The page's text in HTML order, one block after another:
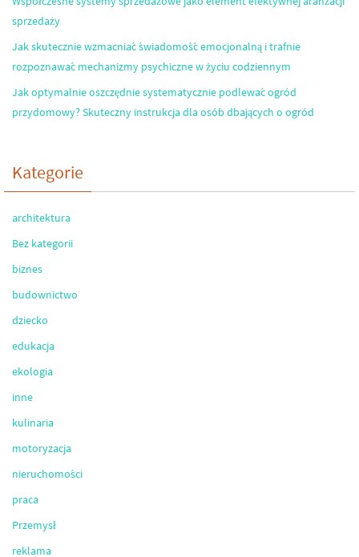
sprzedaży
Jak skutecznie wzmacniać świadomość emocjonalną i trafnie
rozpoznawać mechanizmy psychiczne w życiu codziennym
Jak optymalnie oszczędnie systematycznie podlewać ogród
przydomowy? Skuteczny instrukcja dla osób dbających o ogród
Kategorie
architektura
Bez kategorii
biznes
budownictwo
dziecko
edukacja
ekologia
inne
kulinaria
motoryzacja
nieruchomości
praca
Przemysł
reklama